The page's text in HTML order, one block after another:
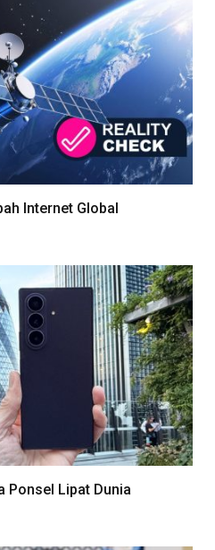
Internet Global
Ponsel Lipat Dunia